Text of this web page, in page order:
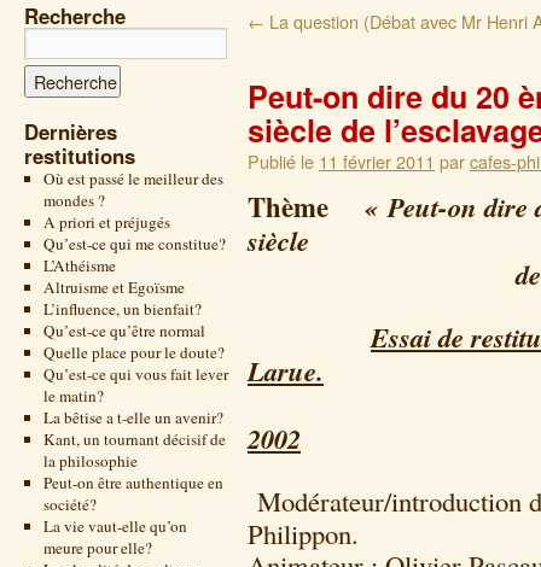
Recherche
Dernières
restitutions
Où est passé le meilleur des
mondes ?
A priori et préjugés
Qu’est-ce qui me constitue?
L’Athéisme
Altruisme et Egoïsme
L’influence, un bienfait?
Qu’est-ce qu’être normal
Quelle place pour le doute?
Qu’est-ce qui vous fait lever
le matin?
La bêtise a t-elle un avenir?
Kant, un tournant décisif de
la philosophie
Peut-on être authentique en
société?
La vie vaut-elle qu’on
meure pour elle?
← La question (Débat avec Mr Henri
Peut-on dire du 20
siècle de
Publié le 11 février 2011 parcafes-
Thème
« Peut-on dire
siècle
de l’esclave
Essai de
Larue.
2002
Modérateur/introduction